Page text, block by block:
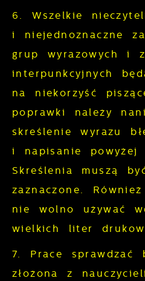
6. Wszelkie
i niejednoznaczne
grup wyrazowych i
interpunkcyjnych
na niekorzyść
poprawki należy
skreślenie wyrazu
i napisanie powyżej
Skreślenia muszą
zaznaczone.
nie wolno używać
wielkich liter
7. Prace sprawdzać
złożona z